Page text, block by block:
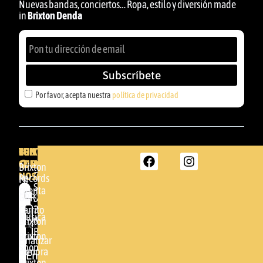
Nuevas bandas, conciertos… Ropa, estilo y diversión made
in Brixton Denda
Por favor, acepta nuestra política de privacidad
Subscríbete
BRIXTON
DENDA -
SHOP
Somera
24
48005 -
BILBAO
(+34)
BRIXTON
Brixton
Records
GBR
Música
Brixton
Shop
TU
CUENTA
Mi
cuenta
Carrito
Brixton
Finalizar
compra
CONTACTA
CON
NOSOTROS
Por
favor,
acepta
nuestra
política de
Enviar